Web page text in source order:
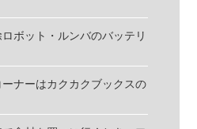
ロボット・ルンバのバッテリ
ナーはカクカクブックスの